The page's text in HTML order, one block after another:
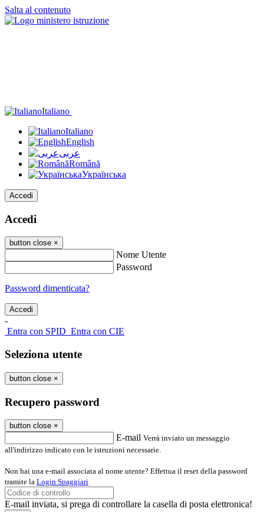
Salta al contenuto
Italiano
Italiano
English
عربى
Română
Українська
Accedi
Accedi
button close ×
Nome Utente
Password
Password dimenticata?
-
Entra con SPID Entra con CIE
Seleziona utente
button close ×
Recupero password
button close ×
E-mail Verrà inviato un messaggio
all'indirizzo indicato con le istruzioni necessarie.
Non hai una e-mail associata al nome utente? Effettua il reset della password
tramite la Login Spaggiari
E-mail inviata, si prega di controllare la casella di posta elettronica!